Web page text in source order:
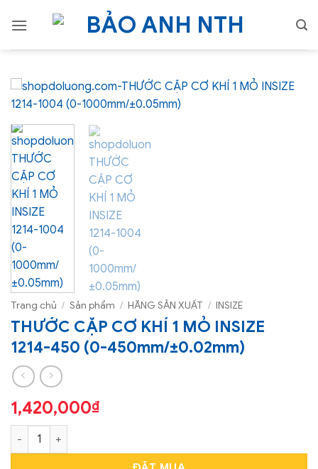
qua
Trang chủ / Sản phẩm / HÃNG SẢN XUẤT / INSIZE
THƯỚC CẶP CƠ KHÍ 1 MỎ INSIZE
1214-450 (0-450mm/±0.02mm)
1,420,000₫
THƯỚC CẶP CƠ KHÍ 1 MỎ INSIZE 1214-450 (0-450mm/